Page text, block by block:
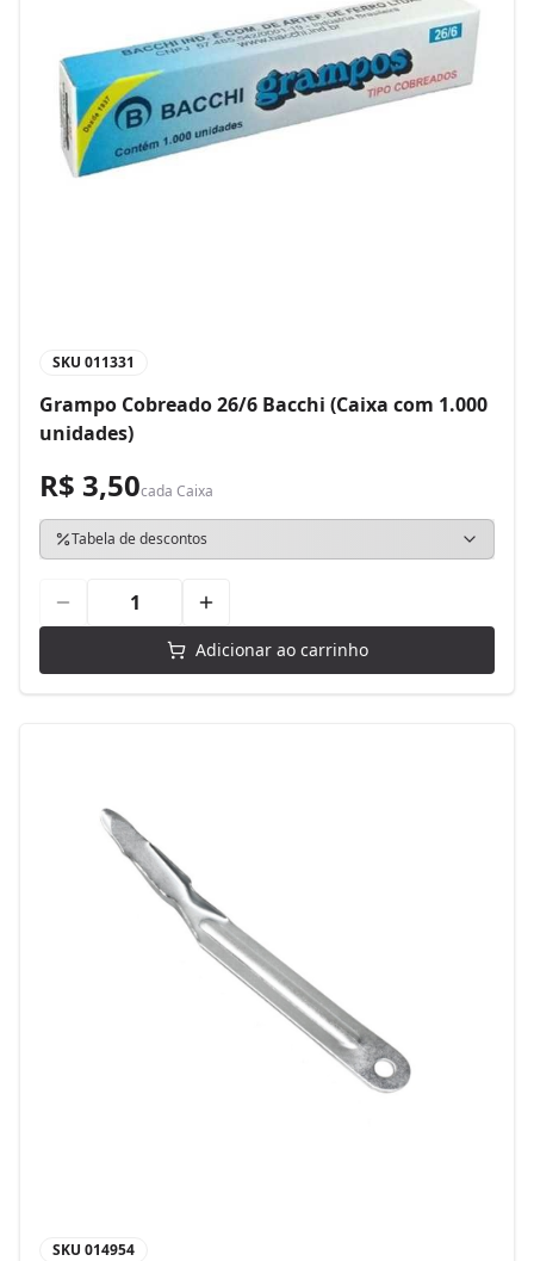
SKU 011331
Grampo Cobreado 26/6 Bacchi (Caixa com 1.000
unidades)
R$ 3,50cada Caixa
Tabela de descontos
Adicionar ao carrinho
SKU 014954